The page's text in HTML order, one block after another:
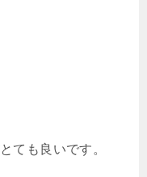
ても良いです。